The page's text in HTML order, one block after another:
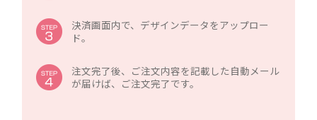
決済画面内で、デザインデータをアップロー
ド。
注文完了後、ご注文内容を記載した自動メール
が届けば、ご注文完了です。